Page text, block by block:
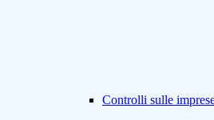
Controlli sulle